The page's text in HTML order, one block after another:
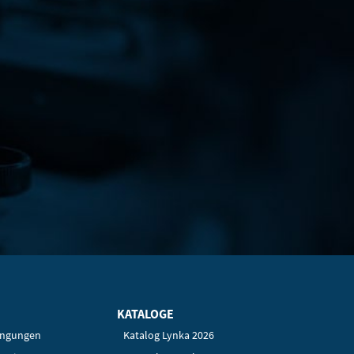
KATALOGE
Katalog Lynka 2026